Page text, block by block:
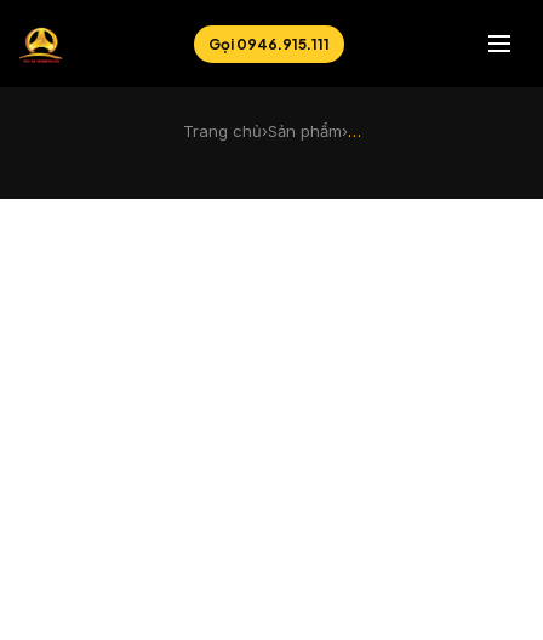
Gọi 0946.915.111
Trang chủ›Sản phẩm›…